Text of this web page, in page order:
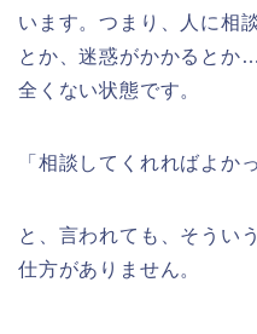
います。つまり、人に相
とか、迷惑がかかると
全くない状態です。
「相談してくれればよか
と、言われても、そうい
仕方がありません。